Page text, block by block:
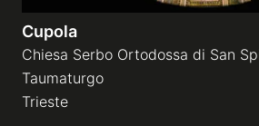
Cupola
Chiesa Serbo Ortodossa di San
Taumaturgo
Trieste